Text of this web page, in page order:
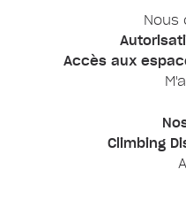
Nous
Accès aux
Climbing